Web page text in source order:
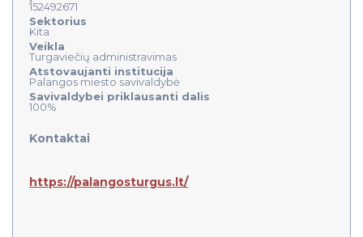
152492671
Sektorius
Kita
Veikla
Turgaviečių administravimas
Atstovaujanti institucija
Palangos miesto savivaldybė
Savivaldybei priklausanti dalis
100%
Kontaktai
https://palangosturgus.lt/